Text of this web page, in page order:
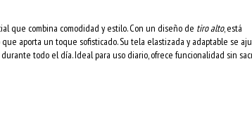
que combina comodidad y estilo. Con un diseño de tiro alto, está
aporta un toque sofisticado. Su tela elastizada y adaptable se
todo el día. Ideal para uso diario, ofrece funcionalidad sin